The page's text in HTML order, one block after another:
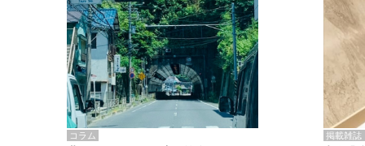
掲載雑誌
『街歩き研修「アールデコとモダニズ
ム、和風バロック」』のレポート記事が
掲載
コラム